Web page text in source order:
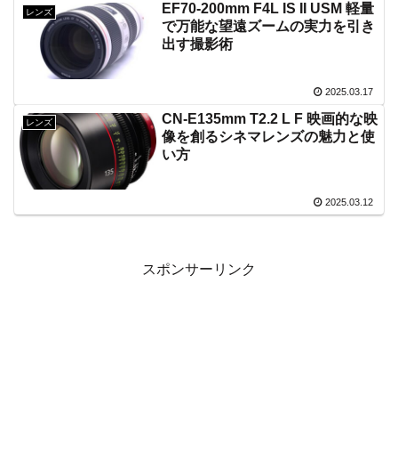
レンズ
EF70-200mm F4L IS II USM 軽量
で万能な望遠ズームの実力を引き
出す撮影術
2025.03.17
レンズ
CN-E135mm T2.2 L F 映画的な映
像を創るシネマレンズの魅力と使
い方
2025.03.12
スポンサーリンク